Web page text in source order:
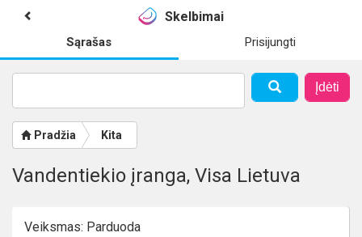
Skelbimai
Sąrašas Prisijungti
Įdėti
Pradžia Kita
Vandentiekio įranga, Visa Lietuva
Veiksmas: Parduoda